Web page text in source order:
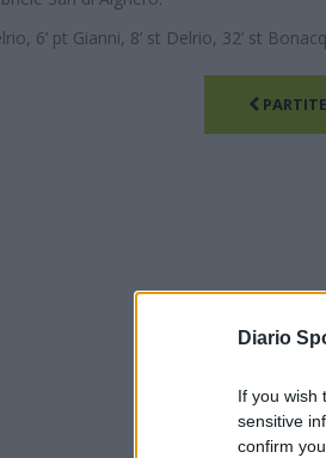
Diario
If you wish
sensitive
confirm
6’ pt Gianni, 8’ st Delrio, 32’ st